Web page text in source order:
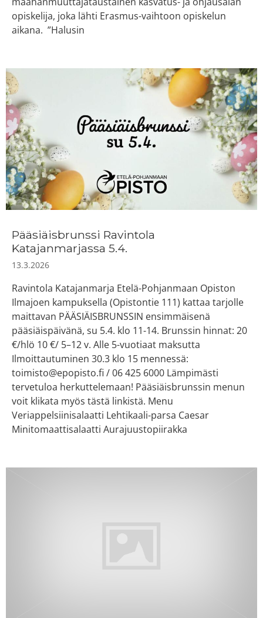
opiskelija, joka lähti Erasmus-vaihtoon opiskelun
aikana. ”Halusin
Pääsiäisbrunssi Ravintola
Katajanmarjassa 5.4.
13.3.2026
Ravintola Katajanmarja Etelä-Pohjanmaan Opiston
Ilmajoen kampuksella (Opistontie 111) kattaa tarjolle
maittavan PÄÄSIÄISBRUNSSIN ensimmäisenä
pääsiäispäivänä, su 5.4. klo 11-14. Brunssin hinnat: 20
€/hlö 10 €/ 5–12 v. Alle 5-vuotiaat maksutta
Ilmoittautuminen 30.3 klo 15 mennessä:
toimisto@epopisto.fi / 06 425 6000 Lämpimästi
tervetuloa herkuttelemaan! Pääsiäisbrunssin menun
voit klikata myös tästä linkistä. Menu
Veriappelsiinisalaatti Lehtikaali-parsa Caesar
Minitomaattisalaatti Aurajuustopiirakka